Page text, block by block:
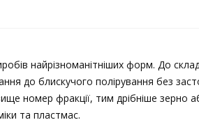
найрізноманітніших форм. До
до блискучого полірування без
номер фракції, тим дрібніше зерно
та пластмас.